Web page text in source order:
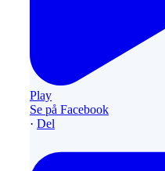
Play
Se på Facebook
· Del